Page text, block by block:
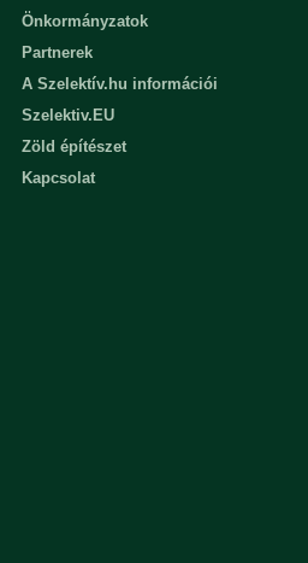
Önkormányzatok
Partnerek
A Szelektív.hu információi
Szelektiv.EU
Zöld építészet
Kapcsolat